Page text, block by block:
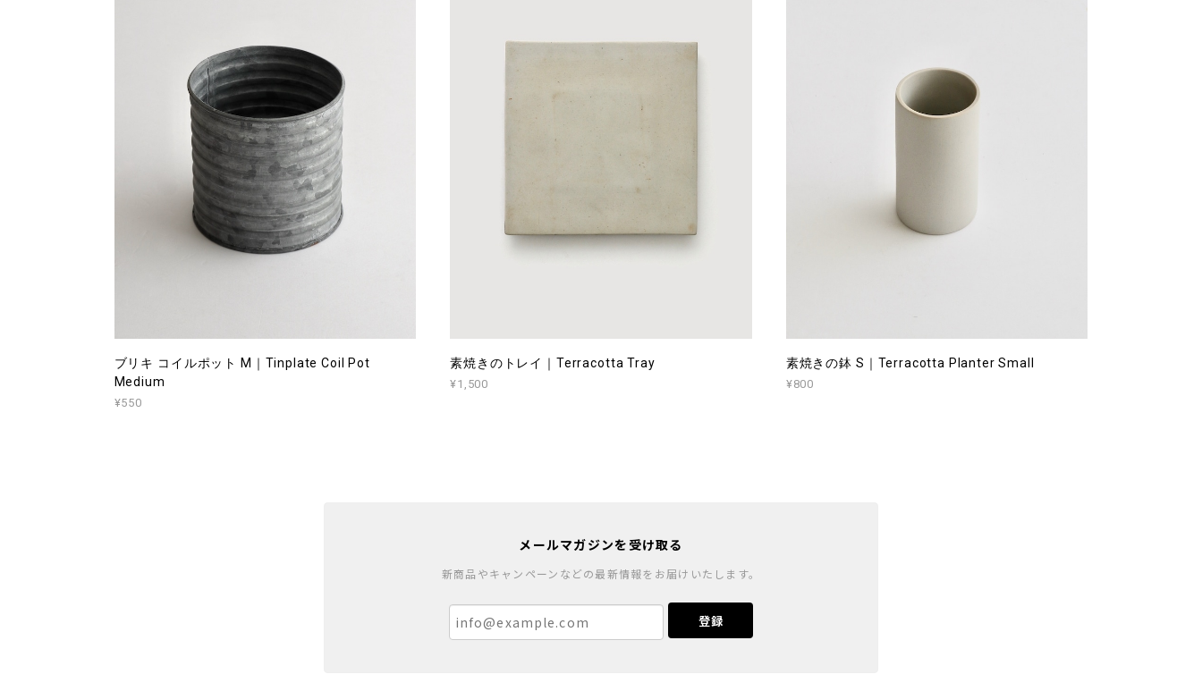
ブリキ コイルポット M｜Tinplate Coil Pot
Medium
¥550
素焼きのトレイ｜Terracotta Tray
¥1,500
素焼きの鉢 S｜Terracotta Planter Small
¥800
メールマガジンを受け取る
新商品やキャンペーンなどの最新情報をお届けいたします。
登録